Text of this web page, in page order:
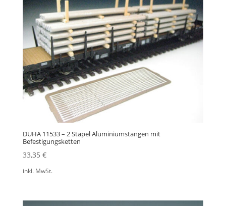
DUHA 11533 – 2 Stapel Aluminiumstangen mit
Befestigungsketten
33,35 €
inkl. MwSt.